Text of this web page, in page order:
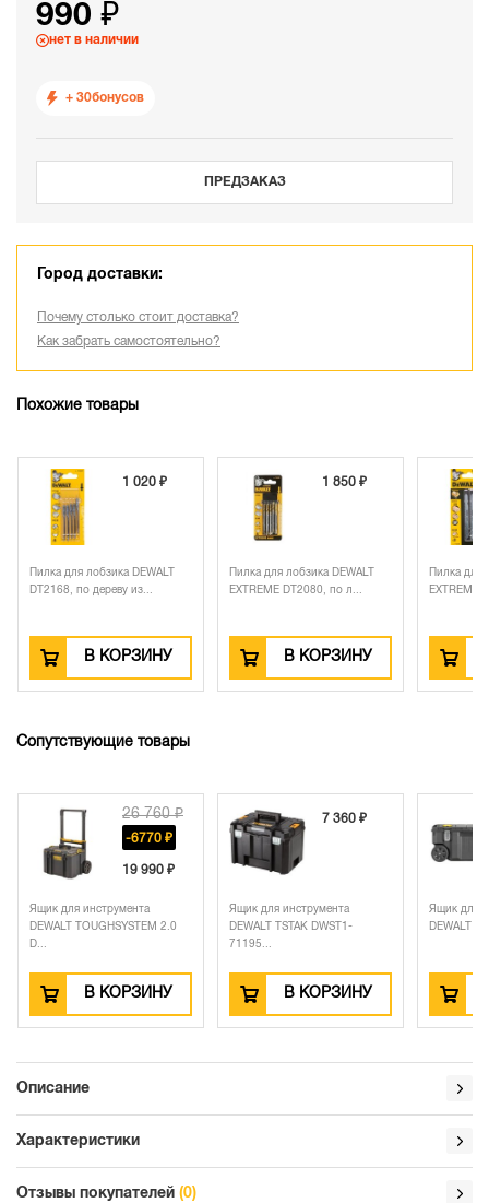
990 ₽
нет в наличии
+ 30бонусов
ПРЕДЗАКАЗ
Город доставки:
Почему столько стоит доставка?
Как забрать самостоятельно?
Похожие товары
1 020 ₽
Пилка для лобзика DEWALT
DT2168, по дереву из...
В КОРЗИНУ
1 850 ₽
Пилка для лобзика DEWALT
EXTREME DT2080, по л...
В КОРЗИНУ
Пилка для
EXTREME
Сопутствующие товары
26 760 ₽
-6770 ₽
19 990 ₽
Ящик для инструмента
DEWALT TOUGHSYSTEM 2.0
В КОРЗИНУ
7 360 ₽
Ящик для инструмента
DEWALT TSTAK DWST1-
71195...
В КОРЗИНУ
Ящик для
DEWALT
Описание
Характеристики
Отзывы покупателей (0)